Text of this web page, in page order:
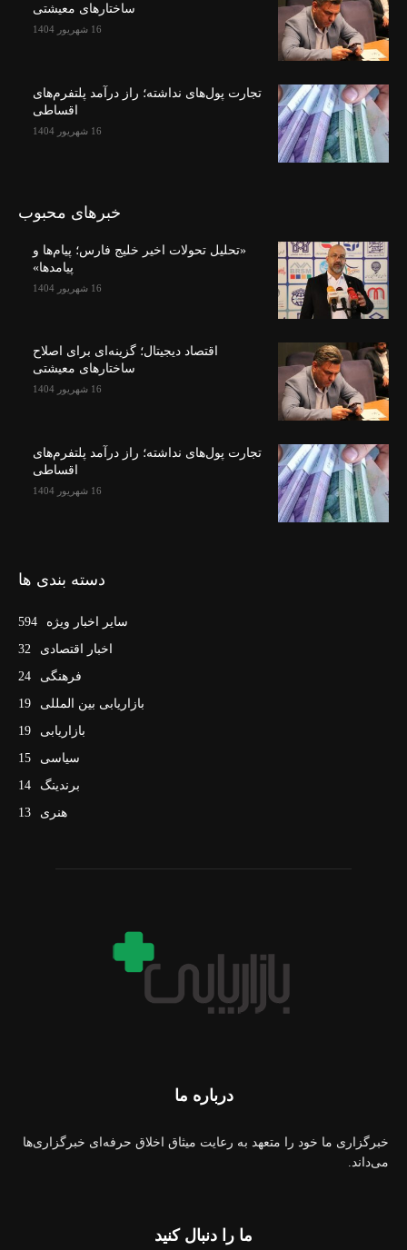
ساختارهای معیشتی
16 شهریور 1404
تجارت پول‌های نداشته؛ راز درآمد پلتفرم‌های
اقساطی
16 شهریور 1404
خبرهای محبوب
«تحلیل تحولات اخیر خلیج فارس؛ پیام‌ها و
پیامدها»
16 شهریور 1404
اقتصاد دیجیتال؛ گزینه‌ای برای اصلاح
ساختارهای معیشتی
16 شهریور 1404
تجارت پول‌های نداشته؛ راز درآمد پلتفرم‌های
اقساطی
16 شهریور 1404
دسته بندی ها
سایر اخبار ویژه
594
اخبار اقتصادی
32
فرهنگی
24
بازاریابی بین المللی
19
بازاریابی
19
سیاسی
15
برندینگ
14
هنری
13
درباره ما
خبرگزاری ما خود را متعهد به رعایت میثاق اخلاق حرفه‌ای خبرگزاری‌ها
می‌داند.
ما را دنبال کنید